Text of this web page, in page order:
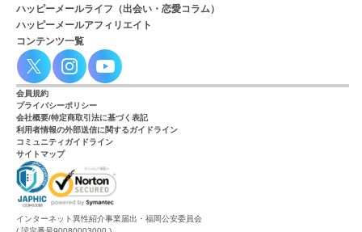
ハッピーメールライフ（出会い・恋愛コラム）
ハッピーメールアフィリエイト
コンテンツ一覧
会員規約
プライバシーポリシー
会社概要/特定商取引法に基づく表記
利用者情報の外部送信に関するガイドライン
コミュニティガイドライン
サイトマップ
インターネット異性紹介事業届出・福岡公安委員会